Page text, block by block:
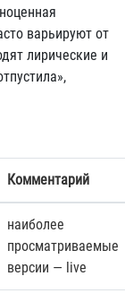
варьируют от
лирические и
Комментарий
наиболее
просматриваемые
версии — live